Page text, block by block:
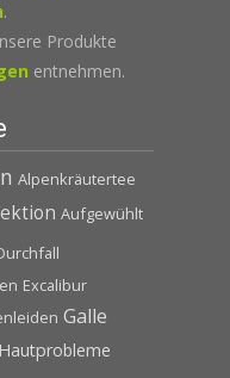
.
Produkte
entnehmen.
Alpenkräutertee
Aufgewühlt
Excalibur
Galle
Hautprobleme